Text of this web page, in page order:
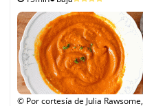
© Por cortesía de Julia Rawsome,